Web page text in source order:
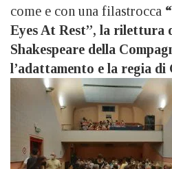
come e con una filastrocca
Eyes At Rest”, la rilettura
Shakespeare della
l’adattamento e la regia